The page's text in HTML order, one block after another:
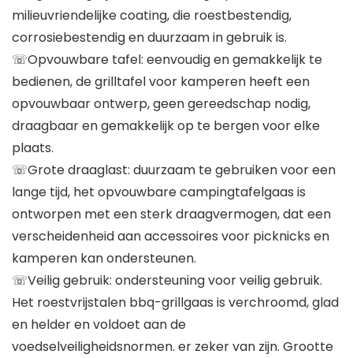
milieuvriendelijke coating, die roestbestendig,
corrosiebestendig en duurzaam in gebruik is.
☏Opvouwbare tafel: eenvoudig en gemakkelijk te
bedienen, de grilltafel voor kamperen heeft een
opvouwbaar ontwerp, geen gereedschap nodig,
draagbaar en gemakkelijk op te bergen voor elke
plaats.
☏Grote draaglast: duurzaam te gebruiken voor een
lange tijd, het opvouwbare campingtafelgaas is
ontworpen met een sterk draagvermogen, dat een
verscheidenheid aan accessoires voor picknicks en
kamperen kan ondersteunen.
☏Veilig gebruik: ondersteuning voor veilig gebruik.
Het roestvrijstalen bbq-grillgaas is verchroomd, glad
en helder en voldoet aan de
voedselveiligheidsnormen. er zeker van zijn. Grootte